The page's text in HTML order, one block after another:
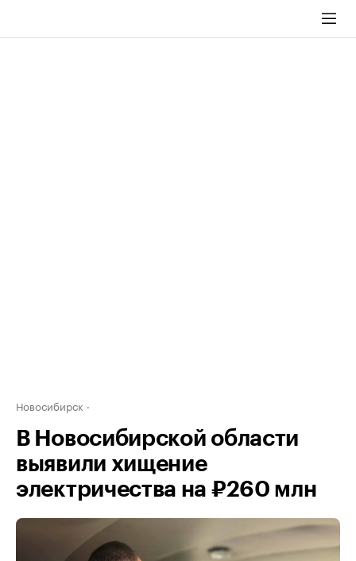
Новосибирск
В Новосибирской области
выявили хищение
электричества на ₽260 млн